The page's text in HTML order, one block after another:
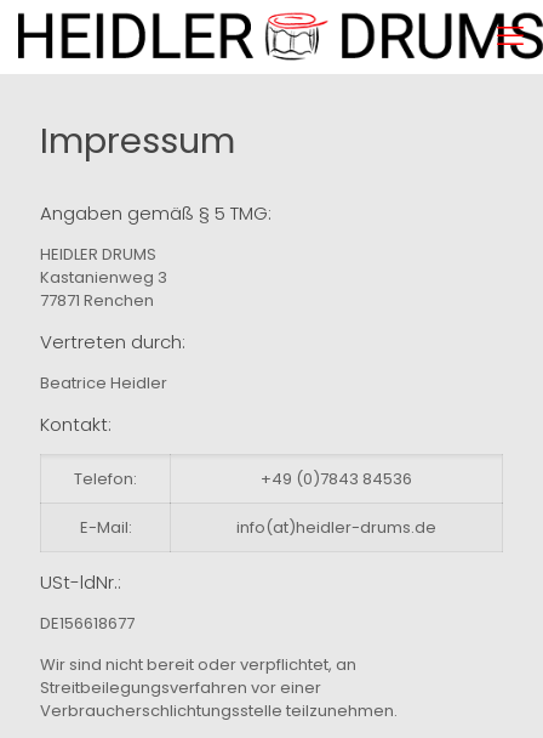
Impressum
Angaben gemäß § 5 TMG:
HEIDLER DRUMS
Kastanienweg 3
77871 Renchen
Vertreten durch:
Beatrice Heidler
Kontakt:
Telefon: +49 (0)7843 84536
E-Mail: info(at)heidler-drums.de
USt-ldNr.:
DE156618677
Wir sind nicht bereit oder verpflichtet, an
Streitbeilegungsverfahren vor einer
Verbraucherschlichtungsstelle teilzunehmen.